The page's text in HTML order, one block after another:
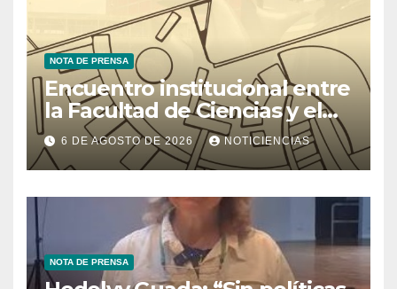
NOTA DE PRENSA
Encuentro institucional entre
la Facultad de Ciencias y el
Ministerio de Ciencia y
Tecnología
6 DE AGOSTO DE 2026 NOTICIENCIAS
NOTA DE PRENSA